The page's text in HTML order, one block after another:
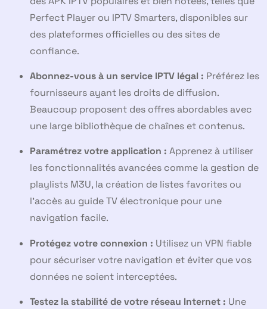
Perfect Player ou IPTV Smarters, disponibles sur
des plateformes officielles ou des sites de
confiance.
Abonnez-vous à un service IPTV légal : Préférez les
fournisseurs ayant les droits de diffusion.
Beaucoup proposent des offres abordables avec
une large bibliothèque de chaînes et contenus.
Paramétrez votre application : Apprenez à utiliser
les fonctionnalités avancées comme la gestion de
playlists M3U, la création de listes favorites ou
l’accès au guide TV électronique pour une
navigation facile.
Protégez votre connexion : Utilisez un VPN fiable
pour sécuriser votre navigation et éviter que vos
données ne soient interceptées.
Testez la stabilité de votre réseau Internet : Une